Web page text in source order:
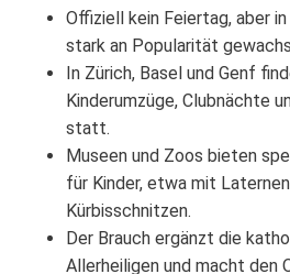
Offiziell kein Feiertag, aber
stark an Popularität
In Zürich, Basel und Genf
Kinderumzüge, Clubnächte
statt.
Museen und Zoos bieten
für Kinder, etwa mit
Kürbisschnitzen.
Der Brauch ergänzt die
Allerheiligen und macht den